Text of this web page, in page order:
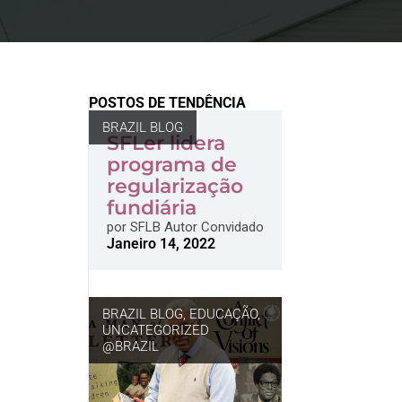
POSTOS DE TENDÊNCIA
BRAZIL BLOG
SFLer lidera
programa de
regularização
fundiária
porSFLB Autor Convidado
Janeiro 14, 2022
BRAZIL BLOG,EDUCAÇÃO,
UNCATEGORIZED
@BRAZIL